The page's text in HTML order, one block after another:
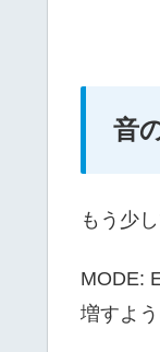
音
もう少
MODE:
増すよ